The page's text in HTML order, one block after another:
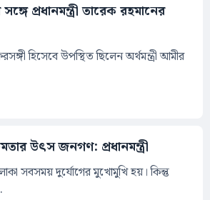
প্রধানমন্ত্রী তারেক রহমানের
হিসেবে উপস্থিত ছিলেন অর্থমন্ত্রী আমীর
উৎস জনগণ: প্রধানমন্ত্রী
সবসময় দুর্যোগের মুখোমুখি হয়। কিন্তু